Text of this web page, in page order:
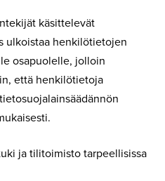
käsittelevät
ulkoistaa henkilötietojen
osapuolelle, jolloin
että henkilötietoja
ja tilitoimisto tarpeellisissa